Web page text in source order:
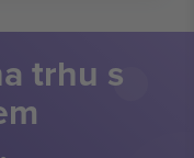
trhu s